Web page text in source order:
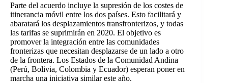
Parte del acuerdo incluye la supresión de los costes de
itinerancia móvil entre los dos países. Esto facilitará y
abaratará los desplazamientos transfronterizos, y todas
las tarifas se suprimirán en 2020. El objetivo es
promover la integración entre las comunidades
fronterizas que necesitan desplazarse de un lado a otro
de la frontera. Los Estados de la Comunidad Andina
(Perú, Bolivia, Colombia y Ecuador) esperan poner en
marcha una iniciativa similar este año.